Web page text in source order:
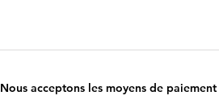
Nous acceptons les moyens de paiement